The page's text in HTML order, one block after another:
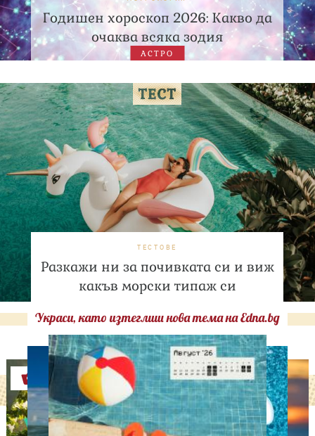
Годишен хороскоп 2026: Какво да
очаква всяка зодия
АСТРО
ТЕСТОВЕ
Разкажи ни за почивката си и виж
какъв морски типаж си
Украси, като изтеглиш нова тема на Edna.bg
Оферти
ЛЮБОПИТНО